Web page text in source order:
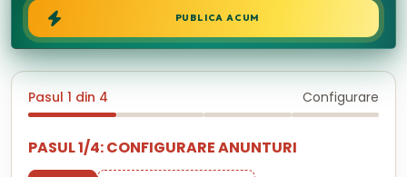
PUBLICA ACUM
Pasul 1 din 4 Configurare
PASUL 1/4: CONFIGURARE ANUNTURI